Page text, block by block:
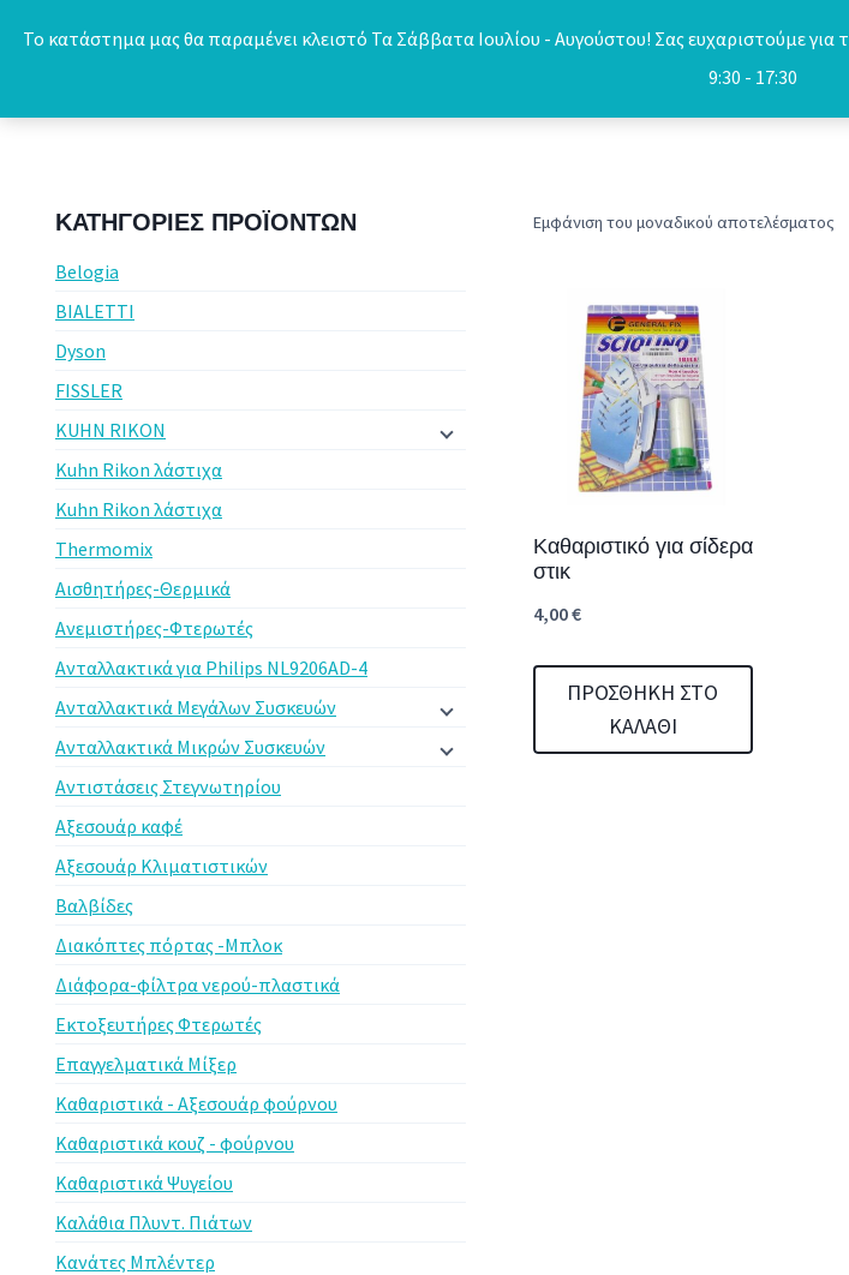
Το κατάστημα μας θα παραμένει κλειστό Τα Σάββατα Ιουλίου - Αυγούστου! Σας ευχαριστούμε
9:30 - 17:30
Εμφάνιση του μοναδικού αποτελέσματος
Καθαριστικό για σίδερα
στικ
4,00€
ΠΡΟΣΘΉΚΗ ΣΤΟ
ΚΑΛΆΘΙ
ΚΑΤΗΓΟΡΊΕΣ ΠΡΟΪΌΝΤΩΝ
Belogia
BIALETTI
Dyson
FISSLER
KUHN RIKON
Kuhn Rikon λάστιχα
Kuhn Rikon λάστιχα
Thermomix
Αισθητήρες-Θερμικά
Ανεμιστήρες-Φτερωτές
Ανταλλακτικά για Philips NL9206AD-4
Ανταλλακτικά Μεγάλων Συσκευών
Ανταλλακτικά Μικρών Συσκευών
Αντιστάσεις Στεγνωτηρίου
Αξεσουάρ καφέ
Αξεσουάρ Κλιματιστικών
Βαλβίδες
Διακόπτες πόρτας -Μπλοκ
Διάφορα-φίλτρα νερού-πλαστικά
Εκτοξευτήρες Φτερωτές
Επαγγελματικά Μίξερ
Καθαριστικά - Αξεσουάρ φούρνου
Καθαριστικά κουζ - φούρνου
Καθαριστικά Ψυγείου
Καλάθια Πλυντ. Πιάτων
Κανάτες Μπλέντερ